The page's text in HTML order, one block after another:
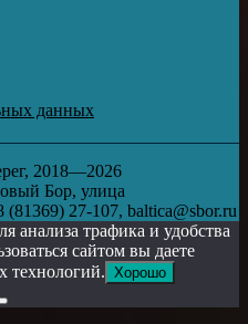
данных
2018—2026
Бор, улица
27-107, baltica@sbor.ru
анализа трафика и удобства
сайтом вы даете
технологий. Хорошо